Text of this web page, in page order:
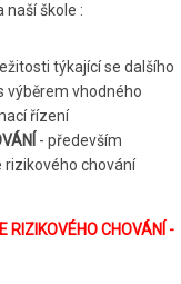
škole :
týkající se dalšího
výběrem vhodného
řízení
- především
rizikového chování
RIZIKOVÉHO CHOVÁNÍ -